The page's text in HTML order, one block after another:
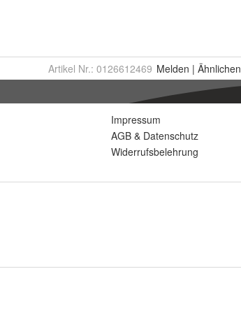
Artikel Nr.: 0126612469 Melden | Ähnlichen
Impressum
AGB & Datenschutz
Widerrufsbelehrung